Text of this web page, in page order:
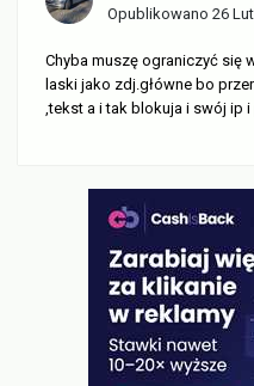
Opublikowano 26
Chyba muszę ograniczyć się
laski jako zdj.główne bo
,tekst a i tak blokuja i swój ip